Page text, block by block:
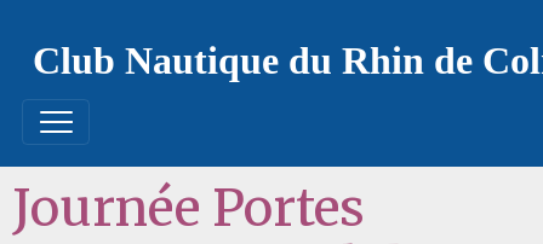
Club Nautique du Rhin de
Journée Portes